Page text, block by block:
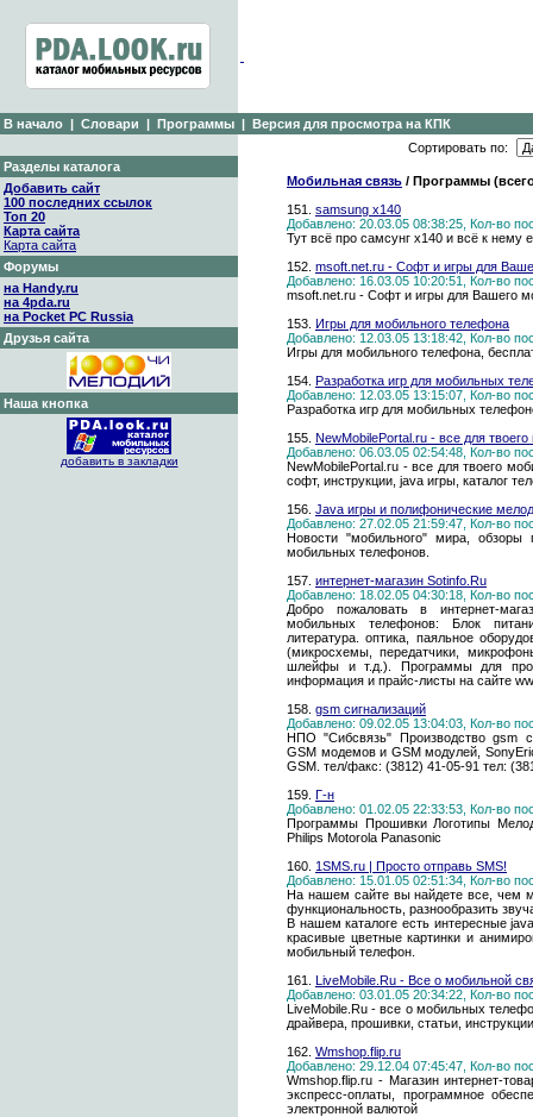
В начало | Словари | Программы | Версия для просмотра на КПК
Разделы каталога
Добавить сайт
100 последних ссылок
Топ 20
Карта сайта
Карта сайта
Форумы
на Handy.ru
на 4pda.ru
на Pocket PC Russia
Друзья сайта
Наша кнопка
добавить в закладки
Сортировать по:
Мобильная связь / Программы
151. samsung x140
Добавлено: 20.03.05 08:38:25, Кол-во
Тут всё про самсунг х140 и всё к нему
152. msoft.net.ru - Софт и игры для
Добавлено: 16.03.05 10:20:51, Кол-во
msoft.net.ru - Софт и игры для Вашего
153. Игры для мобильного телефона
Добавлено: 12.03.05 13:18:42, Кол-во
Игры для мобильного телефона,
154. Разработка игр для мобильных
Добавлено: 12.03.05 13:15:07, Кол-во
Разработка игр для мобильных
155. NewMobilePortal.ru - все для
Добавлено: 06.03.05 02:54:48, Кол-во
NewMobilePortal.ru - все для твоего
софт, инструкции, java игры, каталог
156. Java игры и полифонические
Добавлено: 27.02.05 21:59:47, Кол-во
Новости "мобильного" мира,
мобильных телефонов.
157. интернет-магазин Sotinfo.Ru
Добавлено: 18.02.05 04:30:18, Кол-во
Добро пожаловать в интернет-
мобильных телефонов: Блок
литература. оптика, паяльное
(микросхемы, передатчики,
шлейфы и т.д.). Программы для
информация и прайс-листы на сайте
158. gsm сигнализаций
Добавлено: 09.02.05 13:04:03, Кол-во
НПО "Сибсвязь" Производство gsm
GSM модемов и GSM модулей,
GSM. тел/факс: (3812) 41-05-91 тел:
159. Г-н
Добавлено: 01.02.05 22:33:53, Кол-во
Программы Прошивки Логотипы
Philips Motorola Panasonic
160. 1SMS.ru | Просто отправь SMS!
Добавлено: 15.01.05 02:51:34, Кол-во
На нашем сайте вы найдете все, чем
функциональность, разнообразить
В нашем каталоге есть интересные
красивые цветные картинки и
мобильный телефон.
161. LiveMobile.Ru - Все о мобильной
Добавлено: 03.01.05 20:34:22, Кол-во
LiveMobile.Ru - все о мобильных
драйвера, прошивки, статьи,
162. Wmshop.flip.ru
Добавлено: 29.12.04 07:45:47, Кол-во
Wmshop.flip.ru - Магазин интернет-
экспресс-оплаты, программное
электронной валютой